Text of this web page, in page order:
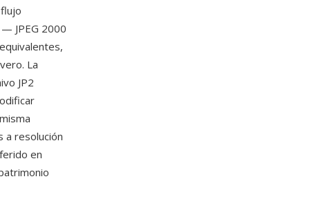
JPEG 2000
La
JP2
a resolución
en